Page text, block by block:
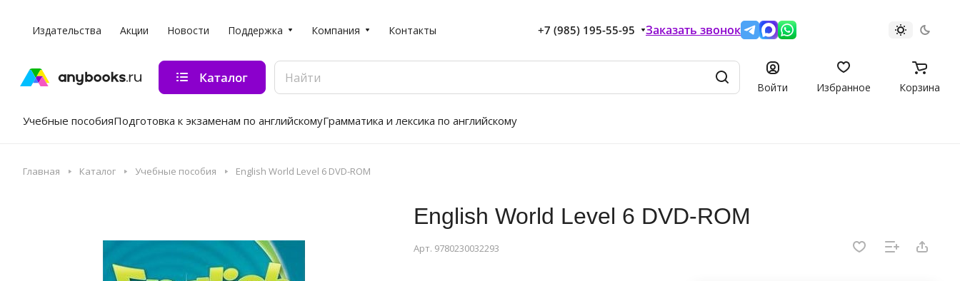
Издательства Акции Новости Поддержка Компания Контакты +7 (985) 195-55-95 Заказать звонок
Каталог
Войти Избранное Корзина
Учебные пособияПодготовка к экзаменам по английскомуГрамматика и лексика по английскому
Главная Каталог Учебные пособия English World Level 6 DVD-ROM
English World Level 6 DVD-ROM
Арт. 9780230032293